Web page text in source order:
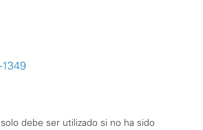
debe ser utilizado si no ha sido